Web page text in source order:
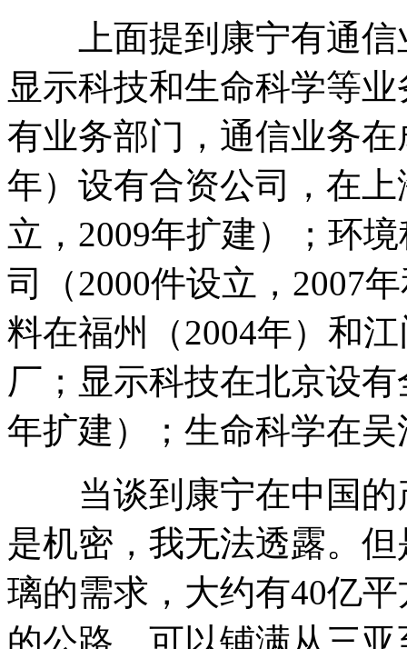
上面提到康宁有通信
显示科技和生命科学等
有业务部门，通信业务
年）设有合资公司，在
立，2009年扩建）；环
司（2000件设立，2007
料在福州（2004年）和
厂；显示科技在北京设
年扩建）；生命科学在
当谈到康宁在中国的
是机密，我无法透露。
璃的需求，大约有40亿
的公路，可以铺满从三